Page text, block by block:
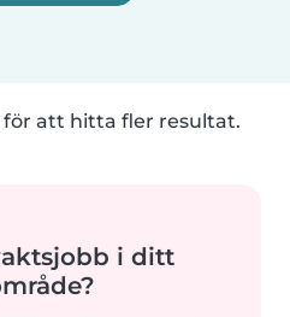
att hitta fler resultat.
i ditt